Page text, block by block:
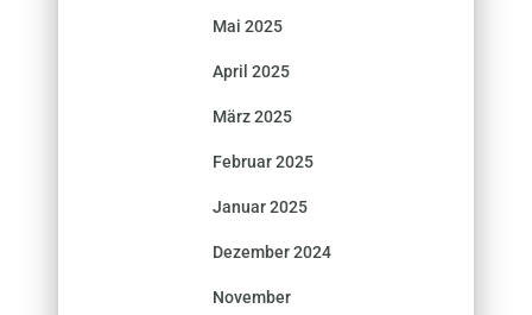
Mai 2025
April 2025
März 2025
Februar 2025
Januar 2025
Dezember 2024
November